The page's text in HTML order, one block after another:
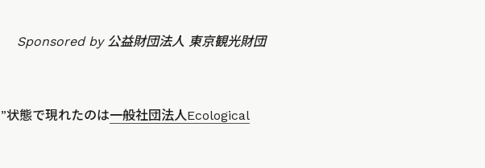
Sponsored by 公益財団法人 東京観光財団
状態で現れたのは一般社団法人Ecological